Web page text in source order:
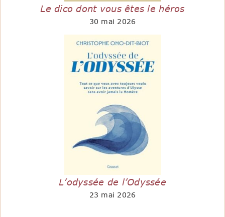
Le dico dont vous êtes le héros
30 mai 2026
L’odyssée de l’Odyssée
23 mai 2026